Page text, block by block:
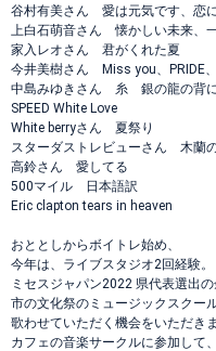
谷村有美さん 愛は元気です、恋
上白石萌音さん 懐かしい未来、
家入レオさん 君がくれた夏
今井美樹さん Miss you、PRIDE
中島みゆきさん 糸 銀の龍の背
SPEED White Love
White berryさん 夏祭り
スターダストレビューさん 木蘭
高鈴さん 愛してる
500マイル 日本語訳
Eric clapton tears in heaven
おととしからボイトレ始め、
今年は、ライブスタジオ2回経験。
ミセスジャパン2022 県代表選出の
市の文化祭のミュージックスクー
歌わせていただく機会をいただきま
カフェの音楽サークルに参加して、